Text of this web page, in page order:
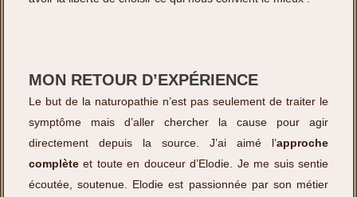
MON RETOUR D’EXPÉRIENCE
Le but de la naturopathie n’est pas seulement de traiter le
symptôme mais d’aller chercher la cause pour agir
directement depuis la source. J’ai aimé l’approche
complète et toute en douceur d’Elodie. Je me suis sentie
écoutée, soutenue. Elodie est passionnée par son métier